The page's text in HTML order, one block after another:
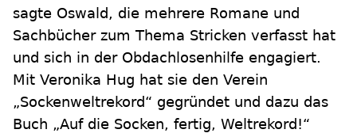
sagte Oswald, die mehrere Romane und
Sachbücher zum Thema Stricken verfasst hat
und sich in der Obdachlosenhilfe engagiert.
Mit Veronika Hug hat sie den Verein
„Sockenweltrekord“ gegründet und dazu das
Buch „Auf die Socken, fertig, Weltrekord!“